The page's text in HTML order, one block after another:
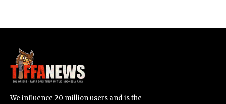
We influence 20 million users and is the